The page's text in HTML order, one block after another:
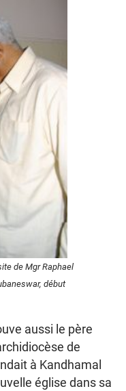
de Mgr Raphael
début
aussi le père
de
à Kandhamal
église dans sa